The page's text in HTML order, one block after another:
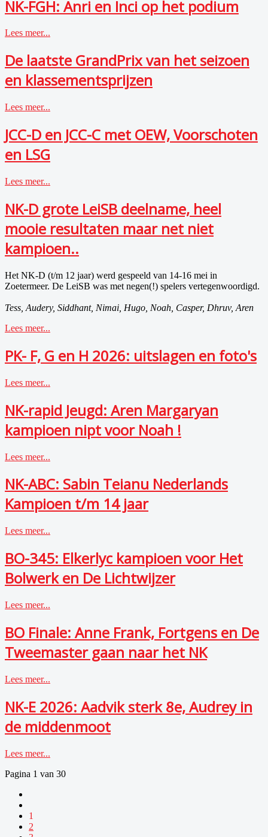
NK-FGH: Anri en Inci op het podium
Lees meer...
De laatste GrandPrix van het seizoen
en klassementsprijzen
Lees meer...
JCC-D en JCC-C met OEW, Voorschoten
en LSG
Lees meer...
NK-D grote LeiSB deelname, heel
mooie resultaten maar net niet
kampioen..
Het NK-D (t/m 12 jaar) werd gespeeld van 14-16 mei in
Zoetermeer. De LeiSB was met negen(!) spelers vertegenwoordigd.
Tess, Audery, Siddhant, Nimai, Hugo, Noah, Casper, Dhruv, Aren
Lees meer...
PK- F, G en H 2026: uitslagen en foto's
Lees meer...
NK-rapid Jeugd: Aren Margaryan
kampioen nipt voor Noah !
Lees meer...
NK-ABC: Sabin Teianu Nederlands
Kampioen t/m 14 jaar
Lees meer...
BO-345: Elkerlyc kampioen voor Het
Bolwerk en De Lichtwijzer
Lees meer...
BO Finale: Anne Frank, Fortgens en De
Tweemaster gaan naar het NK
Lees meer...
NK-E 2026: Aadvik sterk 8e, Audrey in
de middenmoot
Lees meer...
Pagina 1 van 30
1
2